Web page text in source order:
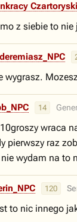
Czartoryski
z siebie to
wygrasz.
14
wraca
pierwszy raz
wydam na to
120
to nic innego